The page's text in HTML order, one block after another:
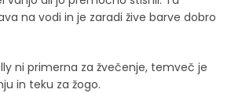
na vodi in je zaradi žive barve dobro
ni primerna za žvečenje, temveč je
in teku za žogo.